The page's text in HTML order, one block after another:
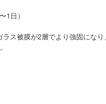
1日）
ス被膜が2層でより強固になり